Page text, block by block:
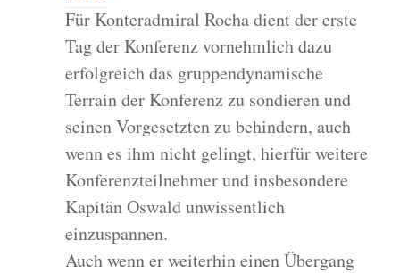
Für Konteradmiral Rocha dient der erste
Tag der Konferenz vornehmlich dazu
erfolgreich das gruppendynamische
Terrain der Konferenz zu sondieren und
seinen Vorgesetzten zu behindern, auch
wenn es ihm nicht gelingt, hierfür weitere
Konferenzteilnehmer und insbesondere
Kapitän Oswald unwissentlich
einzuspannen.
Auch wenn er weiterhin einen Übergang